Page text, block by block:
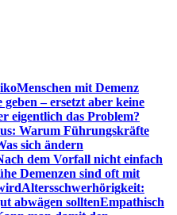
Menschen mit Demenz
– ersetzt aber keine
eigentlich das Problem?
Warum Führungskräfte
sich ändern
dem Vorfall nicht einfach
Demenzen sind oft mit
Altersschwerhörigkeit:
abwägen solltenEmpathisch